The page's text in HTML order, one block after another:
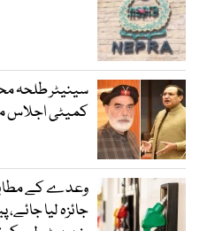
سینیٹر طلحہ
کمیٹی اجلاس
وعدے کے
جائزہ لیا